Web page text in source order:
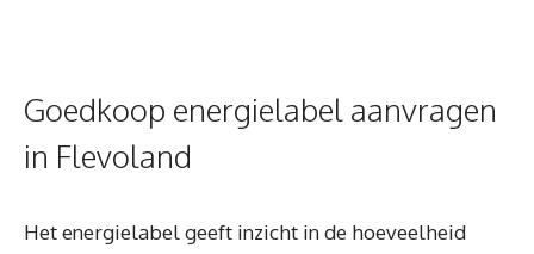
Goedkoop energielabel aanvragen
in Flevoland
Het energielabel geeft inzicht in de hoeveelheid